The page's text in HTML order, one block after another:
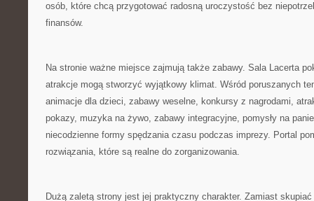
osób, które chcą przygotować radosną uroczystość bez
finansów.
Na stronie ważne miejsce zajmują także zabawy. Sala Lacerta
atrakcje mogą stworzyć wyjątkowy klimat. Wśród poruszanych
animacje dla dzieci, zabawy weselne, konkursy z nagrodami,
pokazy, muzyka na żywo, zabawy integracyjne, pomysły na
niecodzienne formy spędzania czasu podczas imprezy. Portal
rozwiązania, które są realne do zorganizowania.
Dużą zaletą strony jest jej praktyczny charakter. Zamiast skupiać